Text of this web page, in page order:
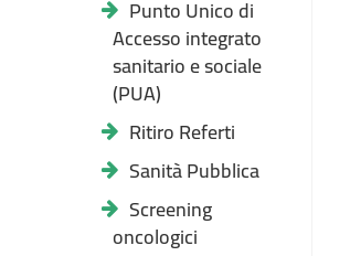
Punto Unico di
Accesso integrato
sanitario e sociale
(PUA)
Ritiro Referti
Sanità Pubblica
Screening
oncologici